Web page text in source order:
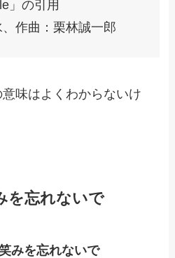
」の引用
作曲：栗林誠一郎
意味はよくわからないけ
忘れないで
みを忘れないで